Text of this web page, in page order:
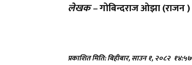
लेखक –गोबिन्दराज ओझा (राजन )
प्रकाशित मिति: बिहीबार, साउन १, २०८२ १४:५७